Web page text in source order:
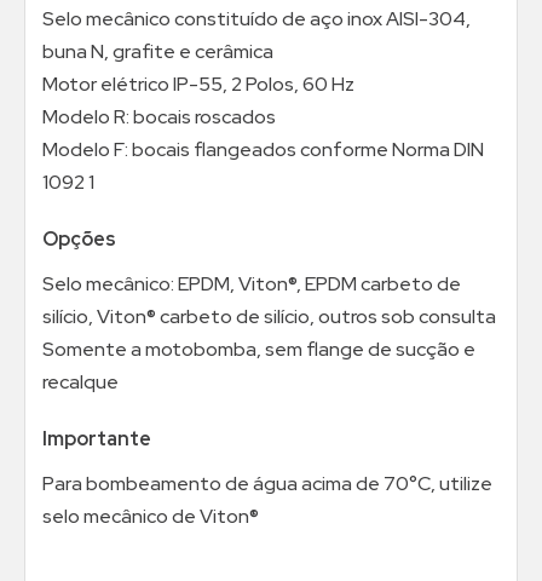
Selo mecânico constituído de aço inox AISI-304,
buna N, grafite e cerâmica
Motor elétrico IP-55, 2 Polos, 60 Hz
Modelo R: bocais roscados
Modelo F: bocais flangeados conforme Norma DIN
1092 1
Opções
Selo mecânico: EPDM, Viton®, EPDM carbeto de
silício, Viton® carbeto de silício, outros sob consulta
Somente a motobomba, sem flange de sucção e
recalque
Importante
Para bombeamento de água acima de 70°C, utilize
selo mecânico de Viton®